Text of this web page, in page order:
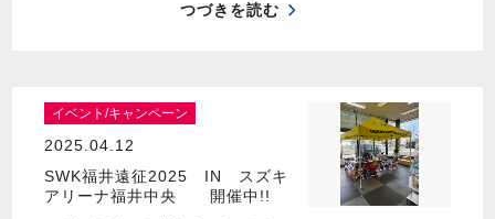
つづきを読む
イベント/キャンペーン
2025.04.12
SWK福井遠征2025 IN スズキ
アリーナ福井中央 開催中!!